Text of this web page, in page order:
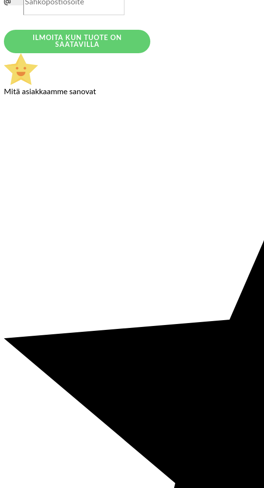
ILMOITA KUN TUOTE ON
SAATAVILLA
Mitä asiakkaamme sanovat